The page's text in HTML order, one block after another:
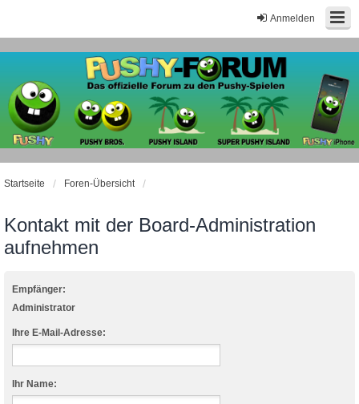
Anmelden
Startseite Foren-Übersicht
Kontakt mit der Board-Administration
aufnehmen
Empfänger:
Administrator
Ihre E-Mail-Adresse:
Ihr Name: